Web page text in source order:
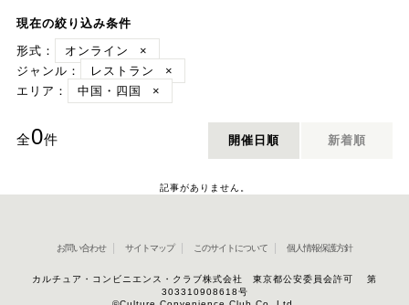
現在の絞り込み条件
形式：
オンライン
×
ジャンル：
レストラン
×
エリア：
中国・四国 ×
全0件 開催日順 新着順
記事がありません。
お問い合わせ サイトマップ このサイトについて 個人情報保護方針
カルチュア・コンビニエンス・クラブ株式会社 東京都公安委員会許可 第
303310908618号